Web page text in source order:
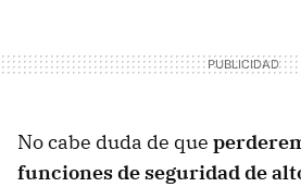
No cabe duda de que
funciones de seguridad de